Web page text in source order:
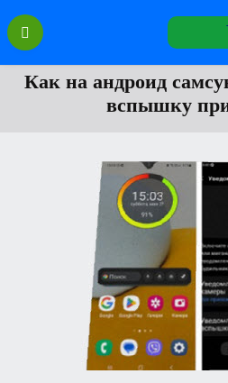
Перейти
содержанию
Как на андроид
вспышку